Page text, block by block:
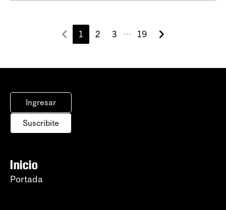
1 2 3 ⋯ 19
Ingresar
Suscribite
Inicio
Portada